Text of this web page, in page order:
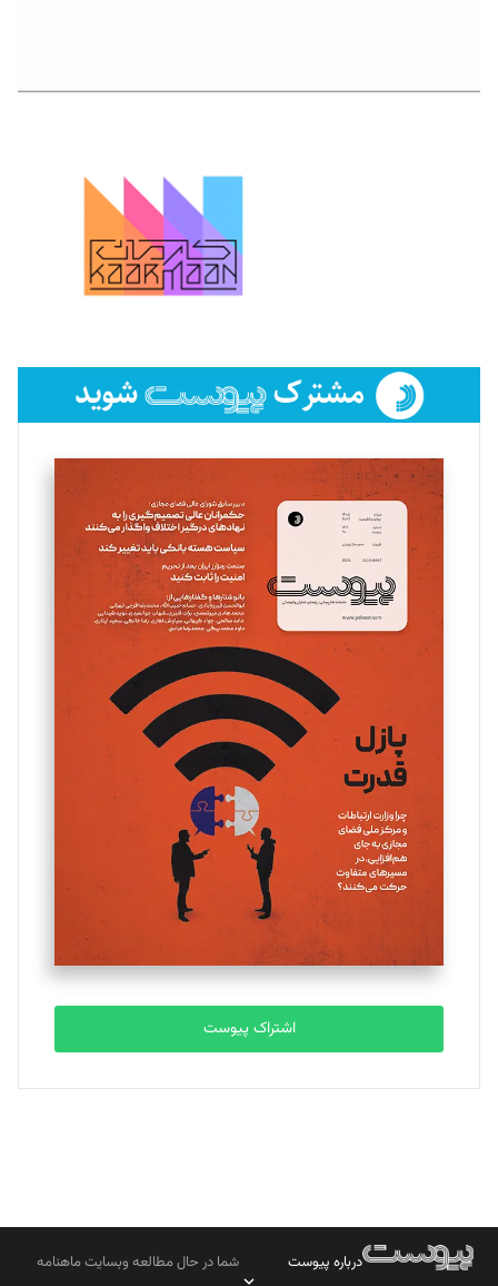
اشتراک پیوست
درباره پیوست
شما در حال مطالعه وبسایت ماهنامه